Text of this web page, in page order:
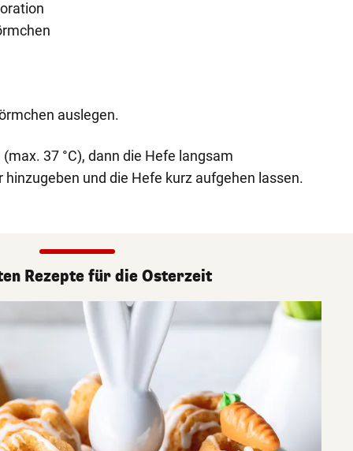
auslegen.
37 °C), dann die Hefe langsam
und die Hefe kurz aufgehen lassen.
Rezepte für die Osterzeit